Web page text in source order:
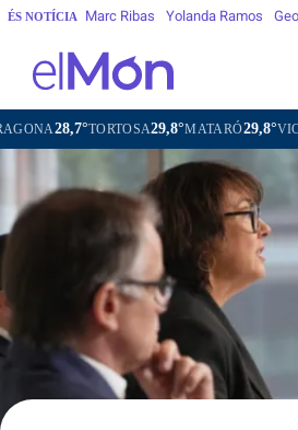
ÉS NOTÍCIA Marc Ribas Yolanda Ramos
TORTOSA29,8°MATARÓ29,8°VIC26,9°